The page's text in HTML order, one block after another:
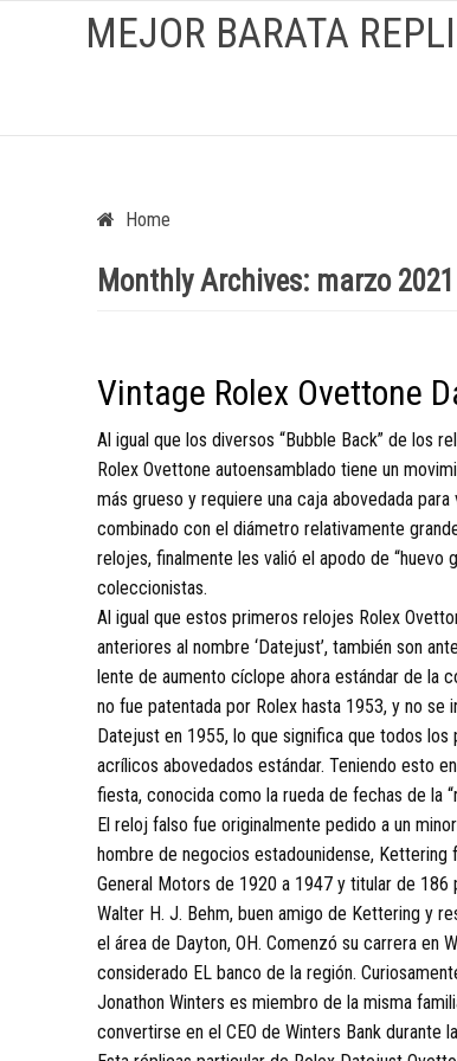
MEJOR BARATA
Home
Monthly Archives: marzo 2021
Vintage Rolex Ovettone
Al igual que los diversos “Bubble Back” de los
Rolex Ovettone autoensamblado tiene un
más grueso y requiere una caja abovedada para
combinado con el diámetro relativamente
relojes, finalmente les valió el apodo de “huevo
coleccionistas.
Al igual que estos primeros relojes Rolex
anteriores al nombre ‘Datejust’, también son
lente de aumento cíclope ahora estándar de la
no fue patentada por Rolex hasta 1953, y no se
Datejust en 1955, lo que significa que todos los
acrílicos abovedados estándar. Teniendo esto
fiesta, conocida como la rueda de fechas de la
El reloj falso fue originalmente pedido a un
hombre de negocios estadounidense,
General Motors de 1920 a 1947 y titular de 186
Walter H. J. Behm, buen amigo de Kettering y
el área de Dayton, OH. Comenzó su carrera en
considerado EL banco de la región.
Jonathon Winters es miembro de la misma
convertirse en el CEO de Winters Bank durante